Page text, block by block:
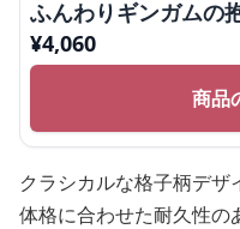
ふんわりギンガムの
¥4,060
商品
クラシカルな格子柄デ
体格に合わせた耐久性の